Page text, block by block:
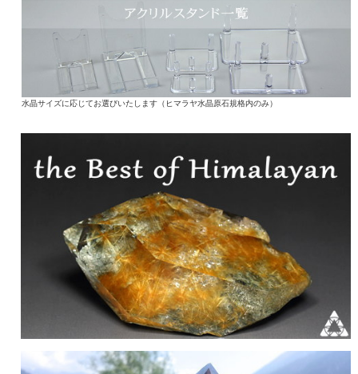
水晶サイズに応じてお選びいたします（ヒマラヤ水晶原石規格内のみ）